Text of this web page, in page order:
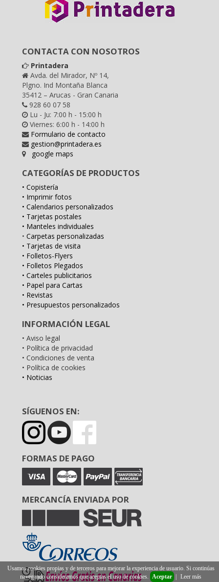
Usamos cookies propias y de terceros para mejorar la experiencia de usuario. Si continúas
navegando consideramos que aceptas el uso de cookies.
Aceptar | Leer más
CONTACTA CON NOSOTROS
Printadera
Avda. del Mirador, Nº 14,
Plgno. Ind Montaña Blanca
35412 – Arucas - Gran Canaria
928 60 07 58
Lu - Ju: 7:00 h - 15:00 h
Viernes: 6:00 h - 14:00 h
Formulario de contacto
gestion@printadera.es
google maps
CATEGORÍAS DE PRODUCTOS
• Copistería
• Imprimir fotos
• Calendarios personalizados
• Tarjetas postales
• Manteles individuales
• Carpetas personalizadas
• Tarjetas de visita
• Folletos-Flyers
• Folletos Plegados
• Carteles publicitarios
• Papel para Cartas
• Revistas
• Presupuestos personalizados
INFORMACIÓN LEGAL
• Aviso legal
• Política de privacidad
• Condiciones de venta
• Política de cookies
• Noticias
SÍGUENOS EN:
FORMAS DE PAGO
MERCANCÍA ENVIADA POR